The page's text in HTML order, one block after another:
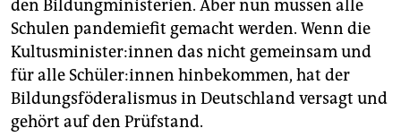
den Bildungministerien. Aber nun müssen alle
Schulen pandemiefit gemacht werden. Wenn die
Kul­tus­mi­nis­te­r:in­nen das nicht gemeinsam und
für alle Schü­le­r:in­nen hinbekommen, hat der
Bildungsföderalismus in Deutschland versagt und
gehört auf den Prüfstand.